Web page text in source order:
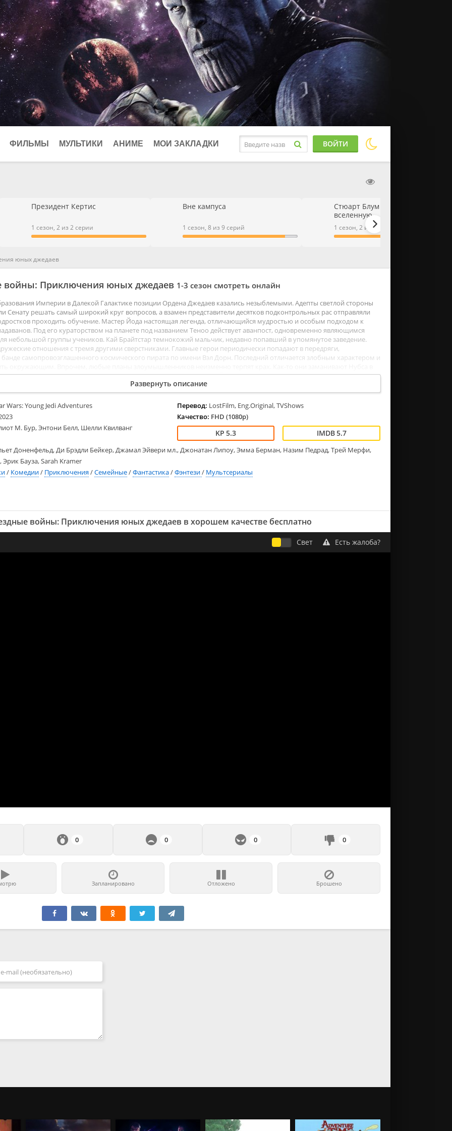
Боевики
Вестерны
Документальные
Драмы
Исторические
Комедии
Семейные
Триллеры
Фантастика
ФИЛЬМЫ МУЛЬТИКИ АНИМЕ МОИ ЗАКЛАДКИ ВОЙТИ
Президент Кертис
1 сезон, 2 из 2 серии
Вне кампуса
1 сезон, 8 из 9 серий
Стюарт Блум не смог спасти
вселенную
1 сезон, 2 из 2 серии
юных джедаев
войны: Приключения юных джедаев 1-3 сезон смотреть онлайн
Империи в Далекой Галактике позиции Ордена Джедаев казались незыблемыми. Адепты светлой стороны
Сенату решать самый широкий круг вопросов, а взамен представители десятков подконтрольных рас отправляли
проходить обучение. Мастер Йода настоящая легенда, отличающийся мудростью и особым подходом к
Под его кураторством на планете под названием Теноо действует аванпост, одновременно являющимся
небольшой группы учеников. Кай Брайтстар темнокожий мальчик, недавно попавший в упомянутое заведение.
отношения с тремя другими сверстниками. Главные герои периодически попадают в передряги,
банде самопровозглашенного космического пирата по имени Вэл Дорн. Последний отличается злобным характером и
приходит приятелю на выручку, теряя драгоценный световой меч. Йода не ругает воспитанника, а дарит взамен
Развернуть описание
Wars: Young Jedi Adventures
М. Бур, Энтони Белл, Шелли Квилванг
Перевод: LostFilm, Eng.Original, TVShows
Качество: FHD (1080p)
5.3 5.7
Доненфельд, Ди Брэдли Бейкер, Джамал Эйвери мл., Джонатан Липоу, Эмма Берман, Назим Педрад, Трей Мерфи,
Бауза, Sarah Kramer
/ Комедии/ Приключения/Семейные/Фантастика/Фэнтези/ Мультсериалы
войны: Приключения юных джедаев в хорошем качестве бесплатно
Свет Есть жалоба?
0 0 0 0
Запланировано Отложено Брошено